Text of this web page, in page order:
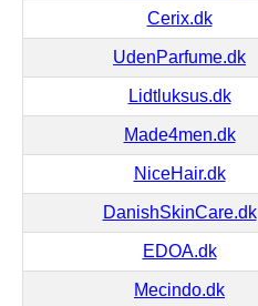
Cerix.dk
UdenParfume.dk
Lidtluksus.dk
Made4men.dk
NiceHair.dk
DanishSkinCare.dk
EDOA.dk
Mecindo.dk